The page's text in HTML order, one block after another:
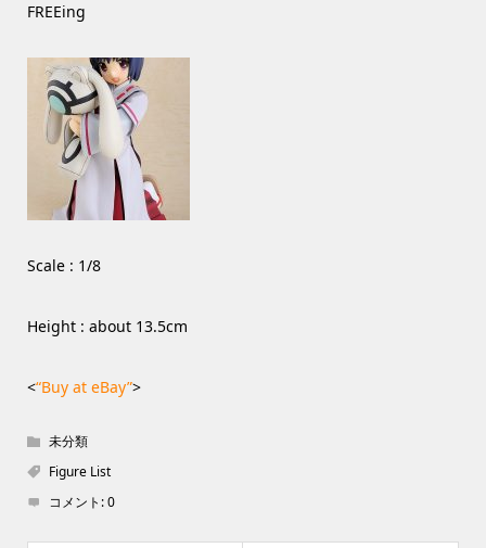
FREEing
Scale : 1/8
Height : about 13.5cm
<“Buy at eBay”>
未分類
Figure List
コメント:0